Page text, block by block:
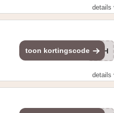
details
toon kortingscode mWH
details